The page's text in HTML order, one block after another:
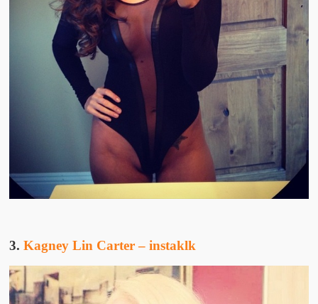
3. Kagney Lin Carter – instaklk